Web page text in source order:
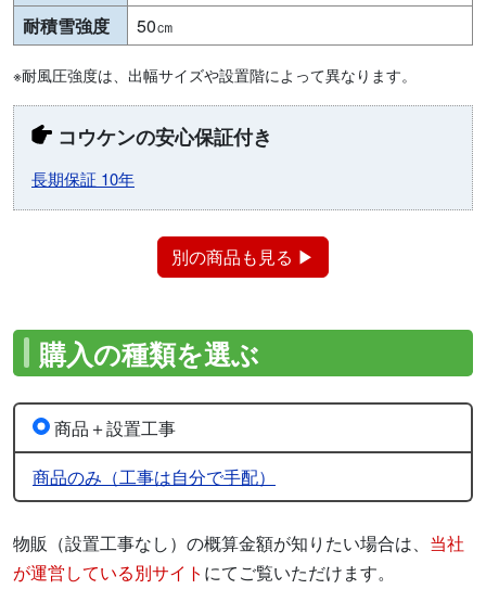
耐積雪強度
50㎝
※耐風圧強度は、出幅サイズや設置階によって異なります。
コウケンの安心保証付き
長期保証 10年
別の商品も見る ▶
購入の種類を選ぶ
物販（設置工事なし）の概算金額が知りたい場合は、 当社
が運営している別サイト にてご覧いただけます。
商品＋設置工事
商品のみ（工事は自分で手配）